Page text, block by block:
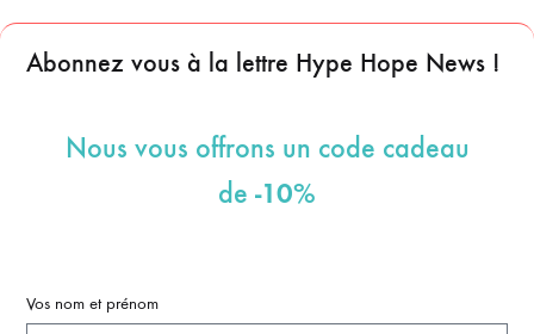
Abonnez vous à la lettre Hype Hope News !
Nous vous offrons un code cadeau
de -10%
Vos nom et prénom